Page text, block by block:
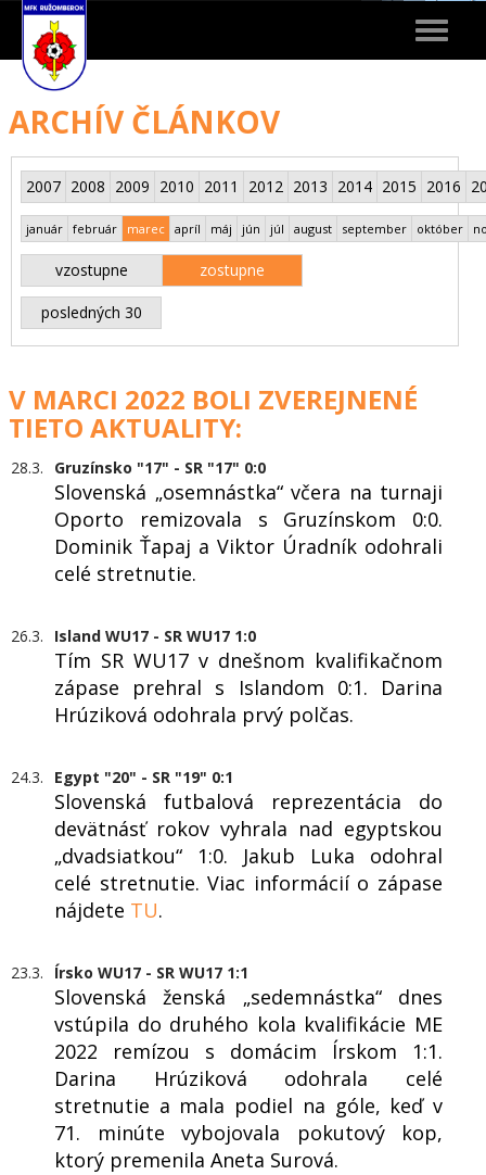
Toggle
ARCHÍV ČLÁNKOV
2007 2008 2009 2010 2011 2012 2013 2014 2015 2016
január február marec apríl máj jún júl august september október
vzostupne zostupne
posledných 30
V MARCI 2022 BOLI ZVEREJNENÉ
TIETO AKTUALITY:
28.3. Gruzínsko "17" - SR "17" 0:0
Slovenská „osemnástka“ včera na turnaji
Oporto remizovala s Gruzínskom 0:0.
Dominik Ťapaj a Viktor Úradník odohrali
celé stretnutie.
26.3. Island WU17 - SR WU17 1:0
Tím SR WU17 v dnešnom kvalifikačnom
zápase prehral s Islandom 0:1. Darina
Hrúziková odohrala prvý polčas.
24.3. Egypt "20" - SR "19" 0:1
Slovenská futbalová reprezentácia do
devätnásť rokov vyhrala nad egyptskou
„dvadsiatkou“ 1:0. Jakub Luka odohral
celé stretnutie. Viac informácií o zápase
nájdete TU.
23.3. Írsko WU17 - SR WU17 1:1
Slovenská ženská „sedemnástka“ dnes
vstúpila do druhého kola kvalifikácie ME
2022 remízou s domácim Írskom 1:1.
Darina Hrúziková odohrala celé
stretnutie a mala podiel na góle, keď v
71. minúte vybojovala pokutový kop,
ktorý premenila Aneta Surová.